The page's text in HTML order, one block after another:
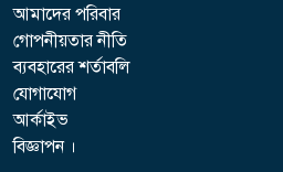
আমাদের পরিবার
গোপনীয়তার নীতি
ব্যবহারের শর্তাবলি
যোগাযোগ
আর্কাইভ
বিজ্ঞাপন ।